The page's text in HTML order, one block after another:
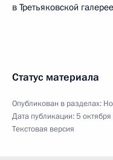
в Третьяковской
Статус материала
Опубликован в разделах:
Дата публикации:5
Текстовая версия